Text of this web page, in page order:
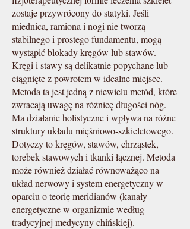
zostaje przywrócony do statyki. Jeśli
miednica, ramiona i nogi nie tworzą
stabilnego i prostego fundamentu, mogą
wystąpić blokady kręgów lub stawów.
Kręgi i stawy są delikatnie popychane lub
ciągnięte z powrotem w idealne miejsce.
Metoda ta jest jedną z niewielu metód, które
zwracają uwagę na różnicę długości nóg.
Ma działanie holistyczne i wpływa na różne
struktury układu mięśniowo-szkieletowego.
Dotyczy to kręgów, stawów, chrząstek,
torebek stawowych i tkanki łącznej. Metoda
może również działać równoważąco na
układ nerwowy i system energetyczny w
oparciu o teorię meridianów (kanały
energetyczne w organizmie według
tradycyjnej medycyny chińskiej).